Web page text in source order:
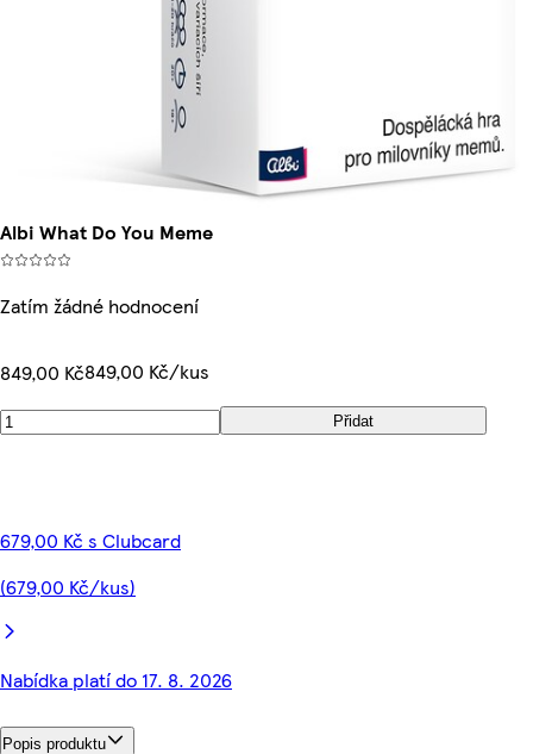
Albi What Do You Meme
Zatím žádné hodnocení
849,00 Kč849,00 Kč/kus
Přidat
679,00 Kč s Clubcard
(679,00 Kč/kus)
Nabídka platí do 17. 8. 2026
Popis produktu